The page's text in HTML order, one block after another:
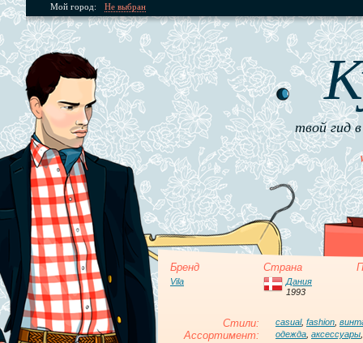
Мой город: Не выбран
твой гид
Бренд Страна
Vila
Дания
1993
Стили: casual, fashion
Ассортимент: одежда аксессуары